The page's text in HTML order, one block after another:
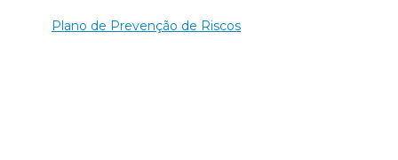
Plano de Prevenção de Riscos